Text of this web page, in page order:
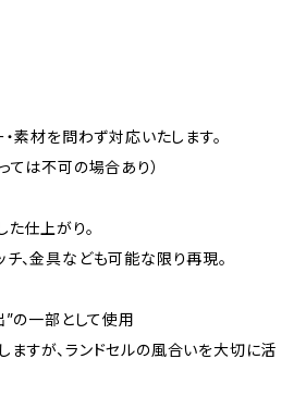
素材を問わず対応いたします。
ては不可の場合あり）
仕上がり。
、金具なども可能な限り再現。
の一部として使用
すが、ランドセルの風合いを大切に活